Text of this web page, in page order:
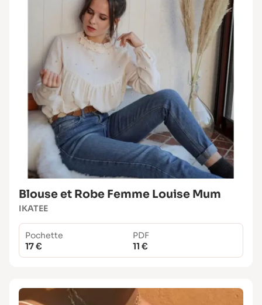
Blouse et Robe Femme Louise Mum
IKATEE
Pochette
17 €
PDF
11 €